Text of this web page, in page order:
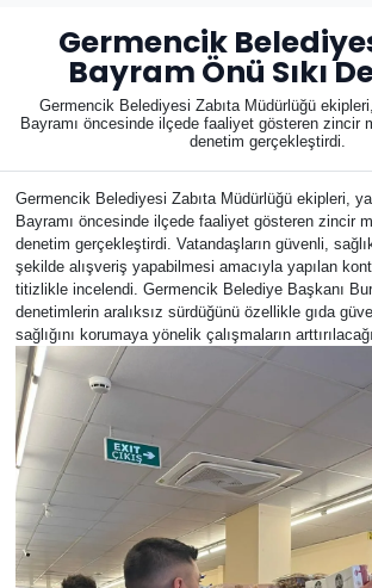
Germencik
Bayram Önü Sıkı
Germencik Belediyesi Zabıta Müdürlüğü
Bayramı öncesinde ilçede faaliyet gösteren zincir
denetim gerçekleştirdi.
Germencik Belediyesi Zabıta Müdürlüğü ekipleri,
Bayramı öncesinde ilçede faaliyet gösteren zincir
denetim gerçekleştirdi. Vatandaşların güvenli,
şekilde alışveriş yapabilmesi amacıyla yapılan
titizlikle incelendi. Germencik Belediye Başkanı
denetimlerin aralıksız sürdüğünü özellikle gıda
sağlığını korumaya yönelik çalışmaların